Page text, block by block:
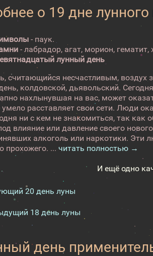
о 19 дне
- паук.
- лабрадор, агат, морион, гематит,
лунный день
считающийся несчастливым, воздух
колдовской, дьявольский.
нахлынувшая на вас, может
умело расставляет свои сети. Люди
ни с кем не знакомиться, так
влияние или давление своего
алкоголь или наркотики. Эти
прохожего. ...читать полностью →
И ещё одно
20 день луны
18 день луны
день